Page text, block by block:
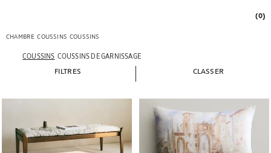
(0)
CHAMBRE COUSSINS COUSSINS
COUSSINS COUSSINS DE GARNISSAGE
FILTRES CLASSER